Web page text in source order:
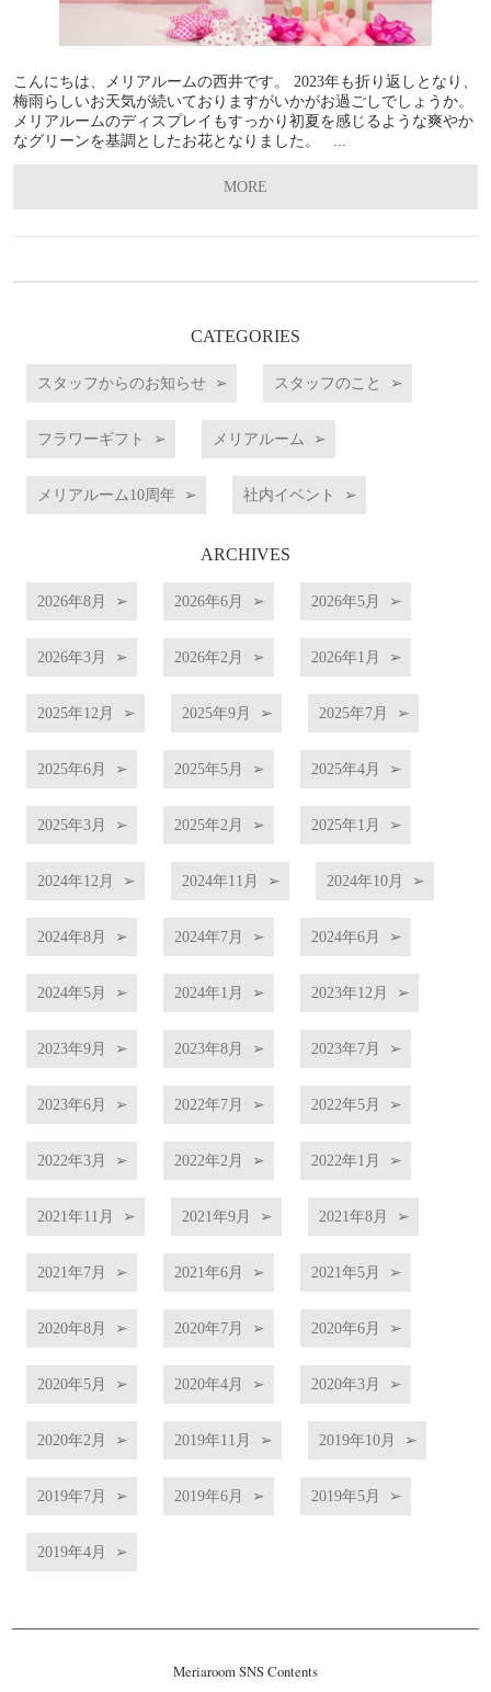
こんにちは、メリアルームの西井です。 2023年も折り返しとなり、
梅雨らしいお天気が続いておりますがいかがお過ごしでしょうか。
メリアルームのディスプレイもすっかり初夏を感じるような爽やか
なグリーンを基調としたお花となりました。 ...
MORE
CATEGORIES
スタッフからのお知らせ スタッフのこと
フラワーギフト メリアルーム
メリアルーム10周年 社内イベント
ARCHIVES
2026年8月 2026年6月 2026年5月
2026年3月 2026年2月 2026年1月
2025年12月 2025年9月 2025年7月
2025年6月 2025年5月 2025年4月
2025年3月 2025年2月 2025年1月
2024年12月 2024年11月 2024年10月
2024年8月 2024年7月 2024年6月
2024年5月 2024年1月 2023年12月
2023年9月 2023年8月 2023年7月
2023年6月 2022年7月 2022年5月
2022年3月 2022年2月 2022年1月
2021年11月 2021年9月 2021年8月
2021年7月 2021年6月 2021年5月
2020年8月 2020年7月 2020年6月
2020年5月 2020年4月 2020年3月
2020年2月 2019年11月 2019年10月
2019年7月 2019年6月 2019年5月
2019年4月
Meriaroom SNS Contents